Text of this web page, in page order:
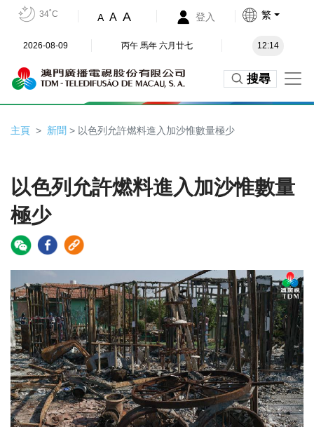
34˚C A A A 登入 繁
2026-08-09 丙午 馬年 六月廿七 12:14
搜尋
主頁 新聞 > 以色列允許燃料進入加沙惟數量極少
以色列允許燃料進入加沙惟數量
極少